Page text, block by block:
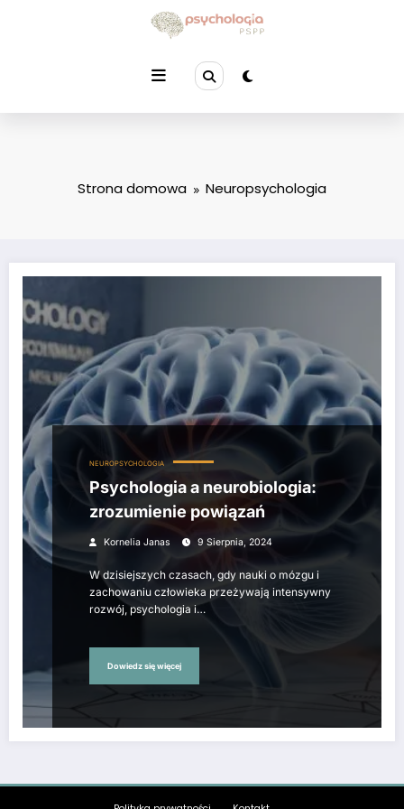
Strona domowa Neuropsychologia
NEUROPSYCHOLOGIA
Psychologia a neurobiologia:
zrozumienie powiązań
Kornelia Janas 9 Sierpnia, 2024
W dzisiejszych czasach, gdy nauki o mózgu i
zachowaniu człowieka przeżywają intensywny
rozwój, psychologia i…
Dowiedz się więcej